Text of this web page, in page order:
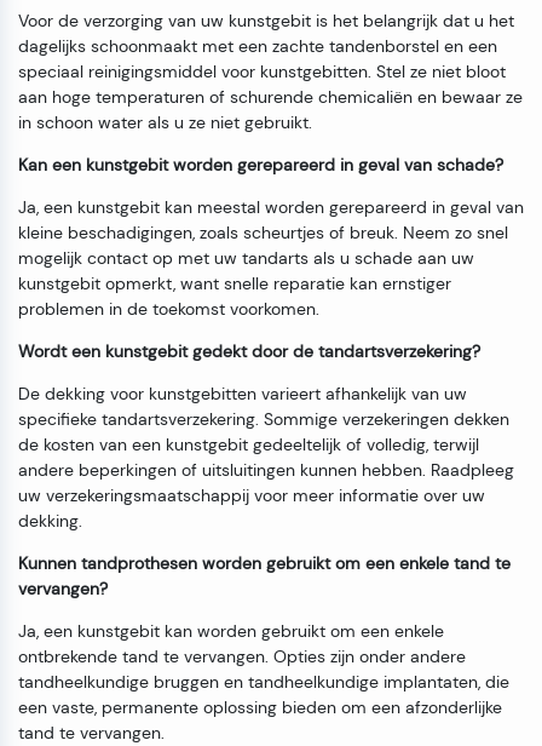
Voor de verzorging van uw kunstgebit is het belangrijk dat u het
dagelijks schoonmaakt met een zachte tandenborstel en een
speciaal reinigingsmiddel voor kunstgebitten. Stel ze niet bloot
aan hoge temperaturen of schurende chemicaliën en bewaar ze
in schoon water als u ze niet gebruikt.
Kan een kunstgebit worden gerepareerd in geval van schade?
Ja, een kunstgebit kan meestal worden gerepareerd in geval van
kleine beschadigingen, zoals scheurtjes of breuk. Neem zo snel
mogelijk contact op met uw tandarts als u schade aan uw
kunstgebit opmerkt, want snelle reparatie kan ernstiger
problemen in de toekomst voorkomen.
Wordt een kunstgebit gedekt door de tandartsverzekering?
De dekking voor kunstgebitten varieert afhankelijk van uw
specifieke tandartsverzekering. Sommige verzekeringen dekken
de kosten van een kunstgebit gedeeltelijk of volledig, terwijl
andere beperkingen of uitsluitingen kunnen hebben. Raadpleeg
uw verzekeringsmaatschappij voor meer informatie over uw
dekking.
Kunnen tandprothesen worden gebruikt om een enkele tand te
vervangen?
Ja, een kunstgebit kan worden gebruikt om een enkele
ontbrekende tand te vervangen. Opties zijn onder andere
tandheelkundige bruggen en tandheelkundige implantaten, die
een vaste, permanente oplossing bieden om een afzonderlijke
tand te vervangen.